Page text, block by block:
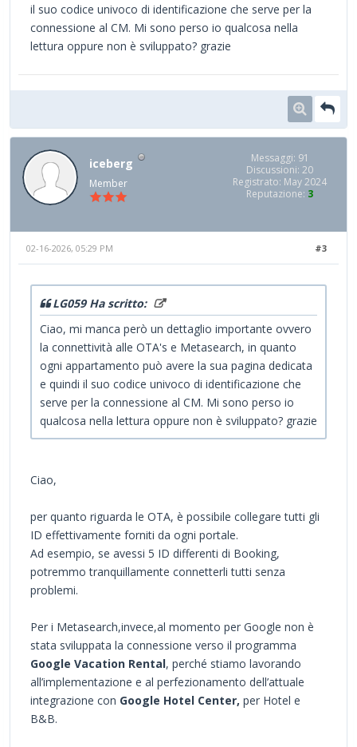
il suo codice univoco di identificazione che serve per la
connessione al CM. Mi sono perso io qualcosa nella
lettura oppure non è sviluppato? grazie
iceberg
Member
Messaggi: 91
Discussioni: 20
Registrato: May 2024
Reputazione: 3
#3
02-16-2026, 05:29 PM
LG059 Ha scritto:
Ciao, mi manca però un dettaglio importante ovvero
la connettività alle OTA's e Metasearch, in quanto
ogni appartamento può avere la sua pagina dedicata
e quindi il suo codice univoco di identificazione che
serve per la connessione al CM. Mi sono perso io
qualcosa nella lettura oppure non è sviluppato? grazie
Ciao,
per quanto riguarda le OTA, è possibile collegare tutti gli
ID effettivamente forniti da ogni portale.
Ad esempio, se avessi 5 ID differenti di Booking,
potremmo tranquillamente connetterli tutti senza
problemi.
Per i Metasearch,invece,al momento per Google non è
stata sviluppata la connessione verso il programma
Google Vacation Rental, perché stiamo lavorando
all’implementazione e al perfezionamento dell’attuale
integrazione con Google Hotel Center, per Hotel e
B&B.